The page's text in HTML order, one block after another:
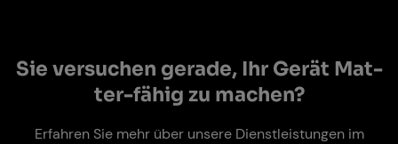
Sie ver­su­chen ge­ra­de, Ihr Ge­rät Mat­
ter-fä­hig zu ma­chen?
Erfahren Sie mehr über unsere Dienstleistungen im